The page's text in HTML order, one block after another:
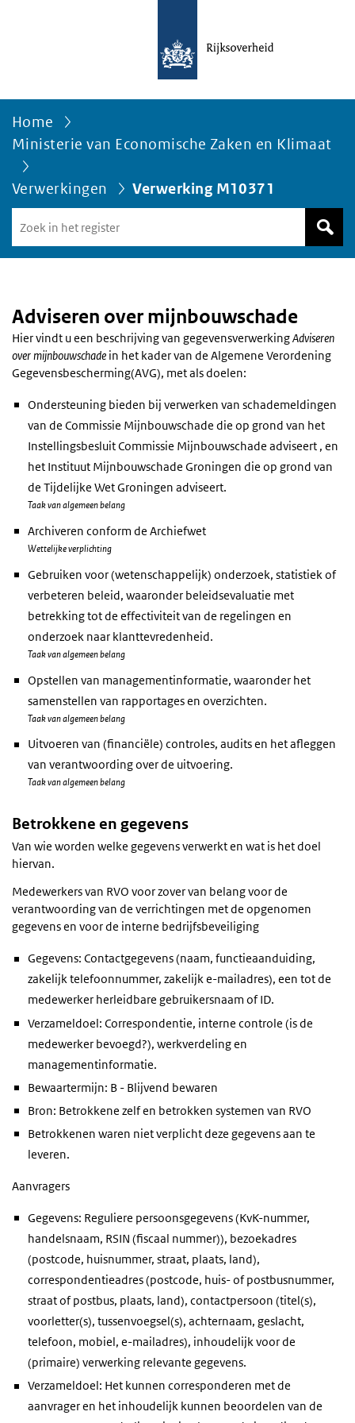
Home
Ministerie van Economische Zaken en Klimaat
Verwerkingen Verwerking M10371
in
het
Adviseren over mijnbouwschade
Hier vindt u een beschrijving van gegevensverwerkingAdviseren
over mijnbouwschade in het kader van de Algemene Verordening
Gegevensbescherming(AVG), met als doelen:
Ondersteuning bieden bij verwerken van schademeldingen
van de Commissie Mijnbouwschade die op grond van het
Instellingsbesluit Commissie Mijnbouwschade adviseert , en
het Instituut Mijnbouwschade Groningen die op grond van
de Tijdelijke Wet Groningen adviseert.
Taak van algemeen belang
Archiveren conform de Archiefwet
Wettelijke verplichting
Gebruiken voor (wetenschappelijk) onderzoek, statistiek of
verbeteren beleid, waaronder beleidsevaluatie met
betrekking tot de effectiviteit van de regelingen en
onderzoek naar klanttevredenheid.
Taak van algemeen belang
Opstellen van managementinformatie, waaronder het
samenstellen van rapportages en overzichten.
Taak van algemeen belang
Uitvoeren van (financiële) controles, audits en het afleggen
van verantwoording over de uitvoering.
Taak van algemeen belang
Betrokkene en gegevens
Van wie worden welke gegevens verwerkt en wat is het doel
hiervan.
Medewerkers van RVO voor zover van belang voor de
verantwoording van de verrichtingen met de opgenomen
gegevens en voor de interne bedrijfsbeveiliging
Gegevens: Contactgegevens (naam, functieaanduiding,
zakelijk telefoonnummer, zakelijk e-mailadres), een tot de
medewerker herleidbare gebruikersnaam of ID.
Verzameldoel: Correspondentie, interne controle (is de
medewerker bevoegd?), werkverdeling en
managementinformatie.
Bewaartermijn: B - Blijvend bewaren
Bron: Betrokkene zelf en betrokken systemen van RVO
Betrokkenen waren niet verplicht deze gegevens aan te
leveren.
Aanvragers
Gegevens: Reguliere persoonsgegevens (KvK-nummer,
handelsnaam, RSIN (fiscaal nummer)), bezoekadres
(postcode, huisnummer, straat, plaats, land),
correspondentieadres (postcode, huis- of postbusnummer,
straat of postbus, plaats, land), contactpersoon (titel(s),
voorletter(s), tussenvoegsel(s), achternaam, geslacht,
telefoon, mobiel, e-mailadres), inhoudelijk voor de
(primaire) verwerking relevante gegevens.
Verzameldoel: Het kunnen corresponderen met de
aanvrager en het inhoudelijk kunnen beoordelen van de